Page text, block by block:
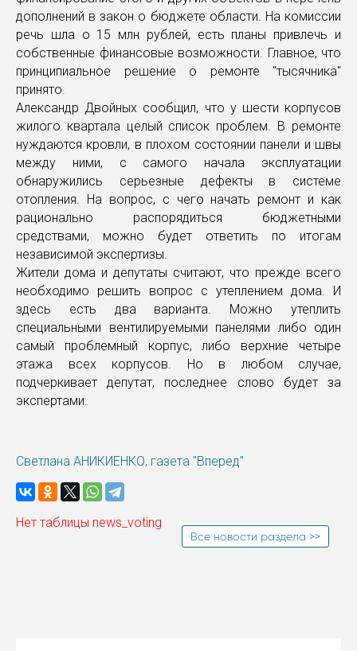
дополнений в закон о бюджете области. На комиссии
речь шла о 15 млн рублей, есть планы привлечь и
собственные финансовые возможности. Главное, что
принципиальное решение о ремонте "тысячника"
принято.
Александр Двойных сообщил, что у шести корпусов
жилого квартала целый список проблем. В ремонте
нуждаются кровли, в плохом состоянии панели и швы
между ними, с самого начала эксплуатации
обнаружились серьезные дефекты в системе
отопления. На вопрос, с чего начать ремонт и как
рационально распорядиться бюджетными
средствами, можно будет ответить по итогам
независимой экспертизы.
Жители дома и депутаты считают, что прежде всего
необходимо решить вопрос с утеплением дома. И
здесь есть два варианта. Можно утеплить
специальными вентилируемыми панелями либо один
самый проблемный корпус, либо верхние четыре
этажа всех корпусов. Но в любом случае,
подчеркивает депутат, последнее слово будет за
экспертами.
Светлана АНИКИЕНКО, газета "Вперед"
Нет таблицы news_voting
Все новости раздела >>